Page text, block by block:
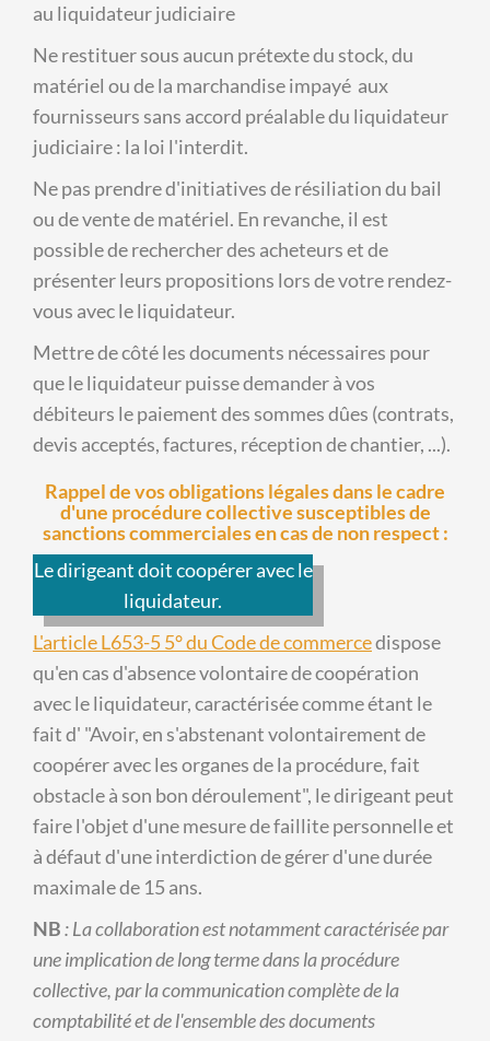
au liquidateur judiciaire
Ne restituer sous aucun prétexte du stock, du
matériel ou de la marchandise impayé aux
fournisseurs sans accord préalable du liquidateur
judiciaire : la loi l'interdit.
Ne pas prendre d'initiatives de résiliation du bail
ou de vente de matériel. En revanche, il est
possible de rechercher des acheteurs et de
présenter leurs propositions lors de votre rendez-
vous avec le liquidateur.
Mettre de côté les documents nécessaires pour
que le liquidateur puisse demander à vos
débiteurs le paiement des sommes dûes (contrats,
devis acceptés, factures, réception de chantier, ...).
Rappel de vos obligations légales dans le cadre
d'une procédure collective susceptibles de
sanctions commerciales en cas de non respect :
Le dirigeant doit coopérer avec le
liquidateur.
L'article L653-5 5° du Code de commercedispose
qu'en cas d'absence volontaire de coopération
avec le liquidateur, caractérisée comme étant le
fait d' "Avoir, en s'abstenant volontairement de
coopérer avec les organes de la procédure, fait
obstacle à son bon déroulement", le dirigeant peut
faire l'objet d'une mesure de faillite personnelle et
à défaut d'une interdiction de gérer d'une durée
maximale de 15 ans.
NB: La collaboration est notamment caractérisée par
une implication de long terme dans la procédure
collective, par la communication complète de la
comptabilité et de l'ensemble des documents